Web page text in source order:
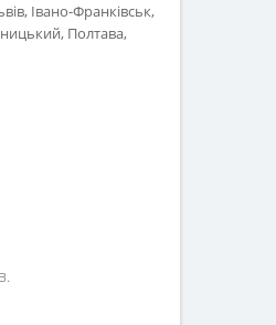
Івано-Франківськ,
Полтава,